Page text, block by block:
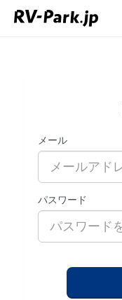
メール
パスワード